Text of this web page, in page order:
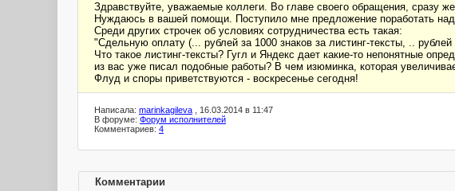
Здравствуйте, уважаемые коллеги. Во главе своего обращения, сразу
Нуждаюсь в вашей помощи. Поступило мне предложение поработать
Среди других строчек об условиях сотрудничества есть такая:
"Сдельную оплату (... рублей за 1000 знаков за листинг-тексты, ..
Что такое листинг-тексты? Гугл и Яндекс дает какие-то непонятные
из вас уже писал подобные работы? В чем изюминка, которая
Флуд и споры приветствуются - воскресенье сегодня!
Написала: marinkagileva , 16.03.2014 в 11:47
В форуме: Форум исполнителей
Комментариев: 4
Комментарии